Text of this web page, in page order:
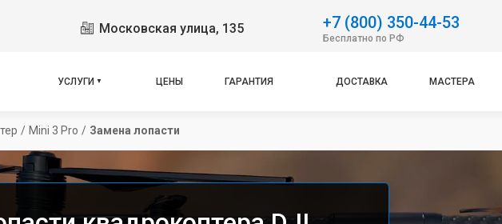
Московская улица, 135 +7 (800) 350-44-53
Бесплатно по РФ
УСЛУГИ ЦЕНЫ ГАРАНТИЯ ДОСТАВКА МАСТЕРА
/ Mini 3 Pro / Замена лопасти